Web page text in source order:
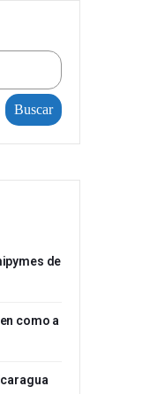
Buscar
de
como a